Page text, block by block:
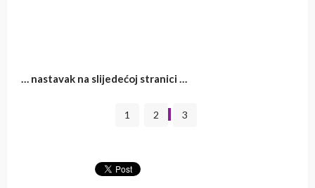
… nastavak na slijedećoj stranici …
1 2 3